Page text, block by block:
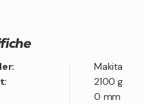
Makita
2100 g
0 mm